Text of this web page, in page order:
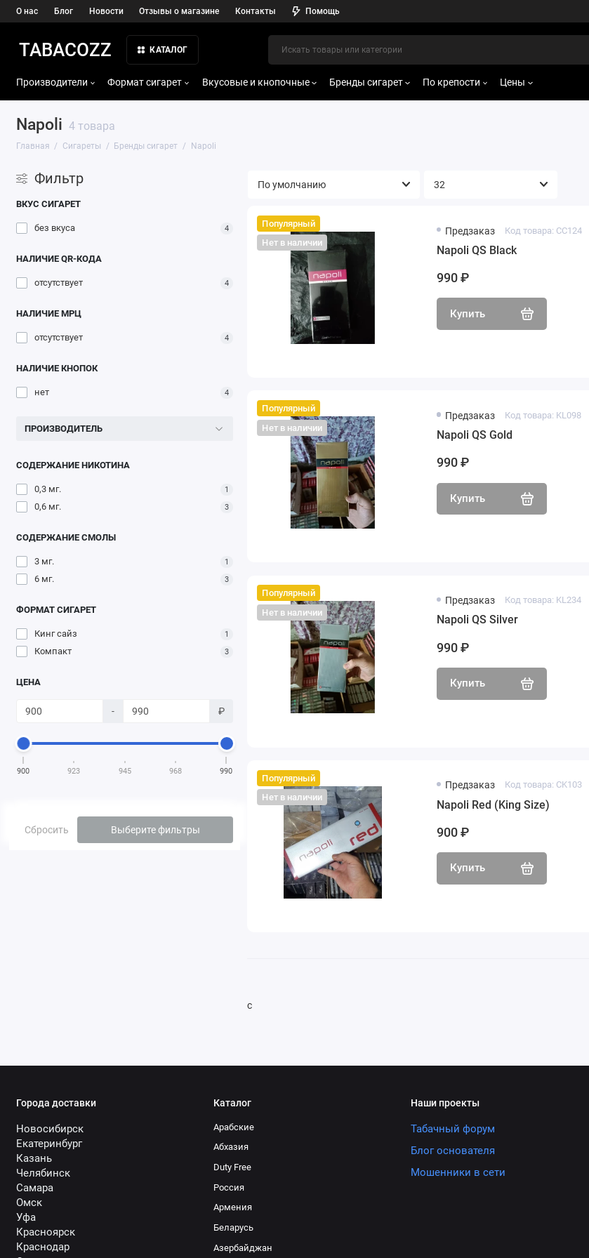
О нас Блог Новости Отзывы о магазине Контакты Помощь
TABACOZZ КАТАЛОГ
Производители Формат сигарет Вкусовые и кнопочные Бренды сигарет По крепости Цены
Napoli 4 товара
Главная Сигареты Бренды сигарет Napoli
Фильтр
ВКУС СИГАРЕТ
без вкуса 4
НАЛИЧИЕ QR-КОДА
отсутствует 4
НАЛИЧИЕ МРЦ
отсутствует 4
НАЛИЧИЕ КНОПОК
нет 4
ПРОИЗВОДИТЕЛЬ
СОДЕРЖАНИЕ НИКОТИНА
0,3 мг. 1
0,6 мг. 3
СОДЕРЖАНИЕ СМОЛЫ
3 мг. 1
6 мг. 3
ФОРМАТ СИГАРЕТ
Кинг сайз 1
Компакт 3
ЦЕНА
- ₽
900 923 945 968 990
Сбросить Выберите фильтры
Популярный
Нет в наличии
Предзаказ Код товара: CC124
Napoli QS Black
990 ₽
Купить
Популярный
Нет в наличии
Предзаказ Код товара: KL098
Napoli QS Gold
990 ₽
Купить
Популярный
Нет в наличии
Предзаказ Код товара: KL234
Napoli QS Silver
990 ₽
Купить
Популярный
Нет в наличии
Предзаказ Код товара: CK103
Napoli Red (King Size)
900 ₽
Купить
с
Города доставки
Новосибирск
Екатеринбург
Казань
Челябинск
Самара
Омск
Уфа
Красноярск
Краснодар
Каталог
Арабские
Абхазия
Duty Free
Россия
Армения
Беларусь
Азербайджан
Наши проекты
Табачный форум
Блог основателя
Мошенники в сети